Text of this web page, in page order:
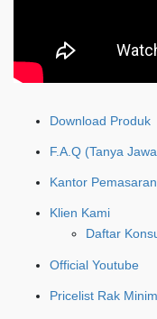
Download Produk
F.A.Q (Tanya
Kantor Pemasaran
Klien Kami
Daftar
Official Youtube
Pricelist Rak